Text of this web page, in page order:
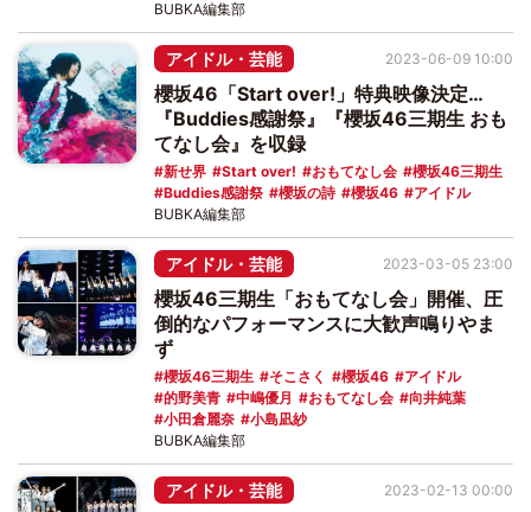
BUBKA編集部
アイドル・芸能
櫻坂46「Start over!」特典映像決定…
『Buddies感謝祭』『櫻坂46三期生 おも
てなし会』を収録
新せ界 Start over! おもてなし会
櫻坂46三期生
Buddies感謝祭
櫻坂の詩 櫻坂46 アイドル
2023-06-09 10:00
BUBKA編集部
アイドル・芸能
櫻坂46三期生「おもてなし会」開催、圧
倒的なパフォーマンスに大歓声鳴りやま
ず
櫻坂46三期生 そこさく 櫻坂46
アイドル
的野美青
中嶋優月 おもてなし会
向井純葉
小田倉麗奈
小島凪紗
2023-03-05 23:00
BUBKA編集部
アイドル・芸能 2023-02-13 00:00